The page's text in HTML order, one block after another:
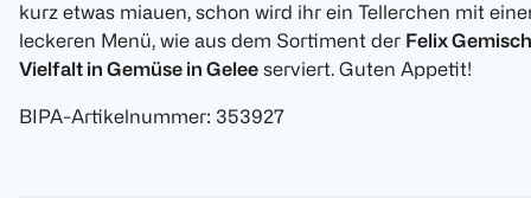
kurz etwas miauen, schon wird ihr ein Tellerchen mit
leckeren Menü, wie aus dem Sortiment der Felix
Vielfalt in Gemüse in Gelee serviert. Guten Appetit!
BIPA-Artikelnummer: 353927